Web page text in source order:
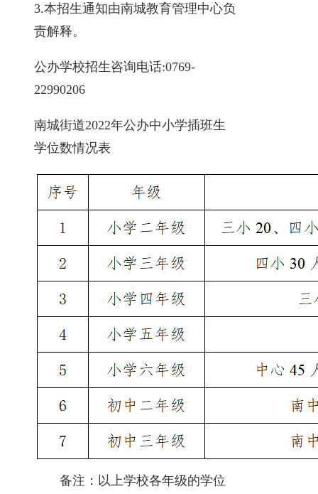
3.本招生通知由南城教育管理中心负
责解释。
公办学校招生咨询电话:0769-
22990206
南城街道2022年公办中小学插班生
学位数情况表
备注：以上学校各年级的学位